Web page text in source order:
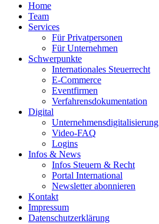
Home
Team
Services
Für Privatpersonen
Für Unternehmen
Schwerpunkte
Internationales Steuerrecht
E-Commerce
Eventfirmen
Verfahrensdokumentation
Digital
Unternehmensdigitalisierung
Video-FAQ
Logins
Infos & News
Infos Steuern & Recht
Portal International
Newsletter abonnieren
Kontakt
Impressum
Datenschutzerklärung